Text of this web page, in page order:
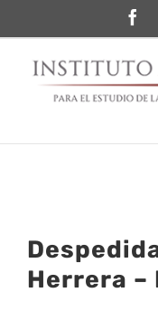
al
contenido
Herrera –